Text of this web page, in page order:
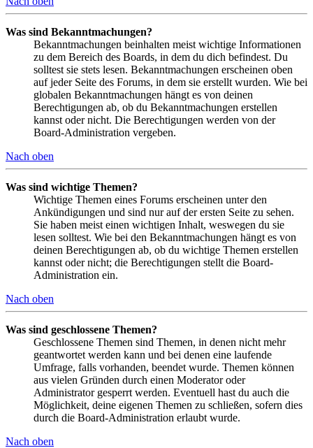
Was sind Bekanntmachungen?
Bekanntmachungen beinhalten meist wichtige Informationen
zu dem Bereich des Boards, in dem du dich befindest. Du
solltest sie stets lesen. Bekanntmachungen erscheinen oben
auf jeder Seite des Forums, in dem sie erstellt wurden. Wie bei
globalen Bekanntmachungen hängt es von deinen
Berechtigungen ab, ob du Bekanntmachungen erstellen
kannst oder nicht. Die Berechtigungen werden von der
Board-Administration vergeben.
Nach oben
Was sind wichtige Themen?
Wichtige Themen eines Forums erscheinen unter den
Ankündigungen und sind nur auf der ersten Seite zu sehen.
Sie haben meist einen wichtigen Inhalt, weswegen du sie
lesen solltest. Wie bei den Bekanntmachungen hängt es von
deinen Berechtigungen ab, ob du wichtige Themen erstellen
kannst oder nicht; die Berechtigungen stellt die Board-
Administration ein.
Nach oben
Was sind geschlossene Themen?
Geschlossene Themen sind Themen, in denen nicht mehr
geantwortet werden kann und bei denen eine laufende
Umfrage, falls vorhanden, beendet wurde. Themen können
aus vielen Gründen durch einen Moderator oder
Administrator gesperrt werden. Eventuell hast du auch die
Möglichkeit, deine eigenen Themen zu schließen, sofern dies
durch die Board-Administration erlaubt wurde.
Nach oben